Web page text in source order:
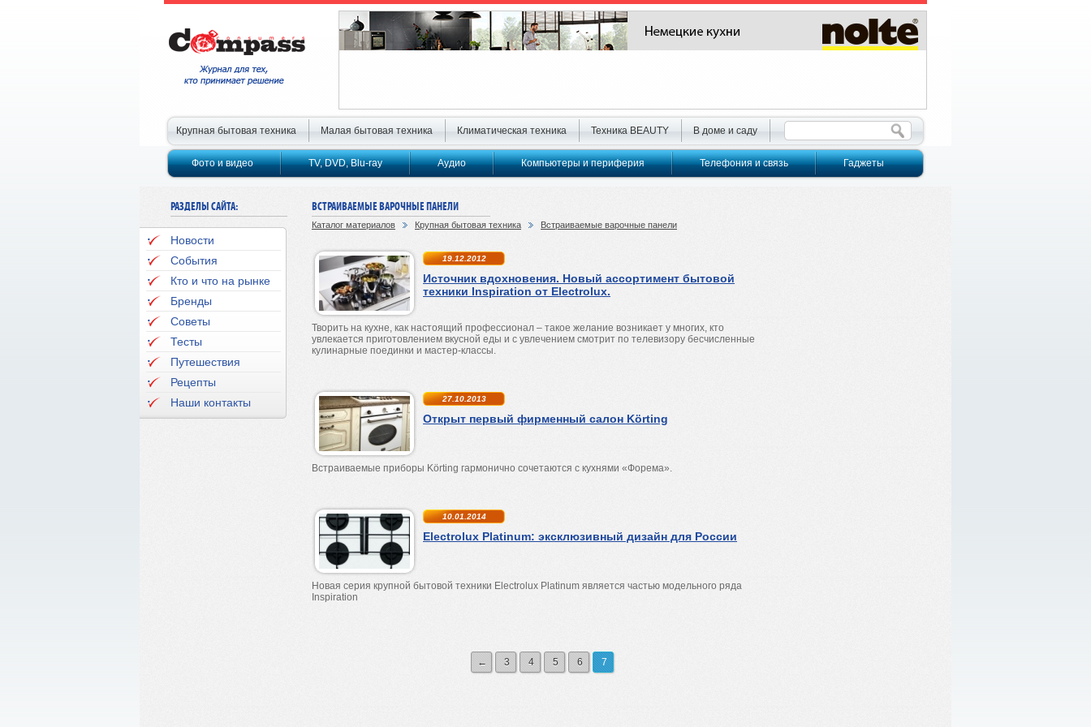
РАЗДЕЛЫ САЙТА:
Новости
События
Кто и что на рынке
Бренды
Советы
Тесты
Путешествия
Рецепты
Наши контакты
ВСТРАИВАЕМЫЕ ВАРОЧНЫЕ ПАНЕЛИ
Каталог материалов Крупная бытовая техника Встраиваемые варочные панели
19.12.2012
Источник вдохновения. Новый ассортимент бытовой
техники Inspiration от Electrolux.
Творить на кухне, как настоящий профессионал – такое желание возникает у многих, кто
увлекается приготовлением вкусной еды и с увлечением смотрит по телевизору бесчисленные
кулинарные поединки и мастер-классы.
27.10.2013
Открыт первый фирменный салон Körting
Встраиваемые приборы Körting гармонично сочетаются с кухнями «Форема».
10.01.2014
Electrolux Platinum: эксклюзивный дизайн для России
Новая серия крупной бытовой техники Electrolux Platinum является частью модельного ряда
Inspiration
← 3 4 5 6 7
Крупная бытовая техника Малая бытовая техника Климатическая техника Техника BEAUTY В доме и саду
Фото и видео TV, DVD, Blu-ray Аудио Компьютеры и периферия Телефония и связь Гаджеты